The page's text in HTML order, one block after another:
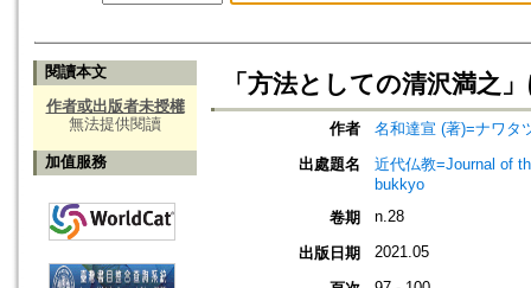
閱讀本文
作者或出版者未授權
無法提供閱讀
加值服務
「方法としての清沢満之
作者
名和達宣 (著)=ナワタ
出處題名
近代仏教=Journal of
bukkyo
卷期
n.28
出版日期 2021.05